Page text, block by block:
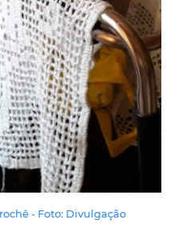
- Foto: Divulgação